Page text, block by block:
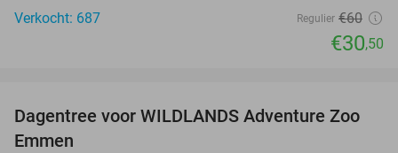
Verkocht: 687
Regulier €60
€30,50
24%
Dagentree voor WILDLANDS Adventure Zoo
Emmen